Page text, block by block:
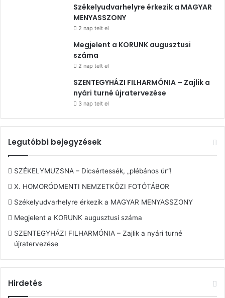
Székelyudvarhelyre érkezik a MAGYAR
MENYASSZONY
2 nap telt el
Megjelent a KORUNK augusztusi
száma
2 nap telt el
SZENTEGYHÁZI FILHARMÓNIA – Zajlik a
nyári turné újratervezése
3 nap telt el
Legutóbbi bejegyzések
SZÉKELYMUZSNA – Dicsértessék, „plébános úr”!
X. HOMORÓDMENTI NEMZETKÖZI FOTÓTÁBOR
Székelyudvarhelyre érkezik a MAGYAR MENYASSZONY
Megjelent a KORUNK augusztusi száma
SZENTEGYHÁZI FILHARMÓNIA – Zajlik a nyári turné
újratervezése
Hirdetés